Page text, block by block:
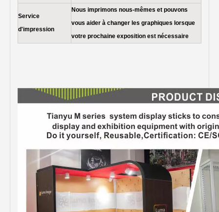
Service
d'impression
Nous imprimons nous-mêmes et pouvons
vous aider à changer les graphiques lorsque
votre prochaine exposition est nécessaire